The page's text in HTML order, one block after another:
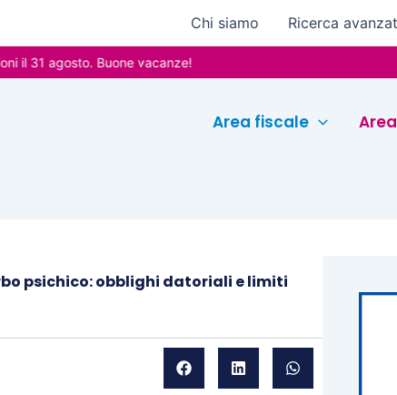
Chi siamo Ricerca
agosto. Buone vacanze!
Area fiscale
psichico: obblighi datoriali e limiti